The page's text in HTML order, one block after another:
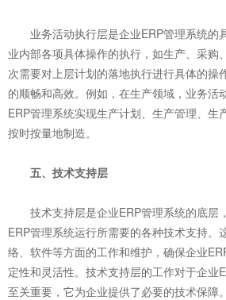
业务活动执行层是企业ERP管理系统的
业内部各项具体操作的执行，如生产、采购
次需要对上层计划的落地执行进行具体的操
的顺畅和高效。例如，在生产领域，业务活
ERP管理系统实现生产计划、生产管理、生
按时按量地制造。
五、技术支持层
技术支持层是企业ERP管理系统的底层
ERP管理系统运行所需要的各种技术支持。
络、软件等方面的工作和维护，确保企业
定性和灵活性。技术支持层的工作对于企业
至关重要，它为企业提供了必要的技术保障。